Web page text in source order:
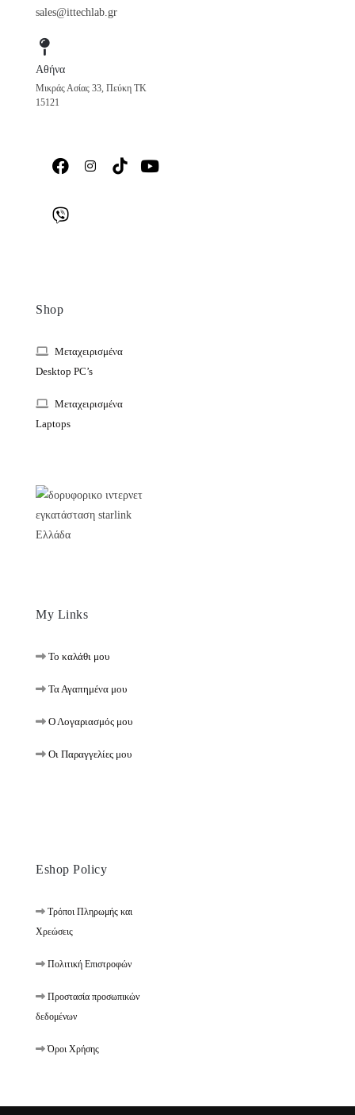
sales@ittechlab.gr
Αθήνα
Μικράς Ασίας 33, Πεύκη ΤΚ
15121
Shop
Μεταχειρισμένα
Desktop PC’s
Μεταχειρισμένα
Laptops
My Links
Το καλάθι μου
Τα Αγαπημένα μου
Ο Λογαριασμός μου
Οι Παραγγελίες μου
Eshop Policy
Τρόποι Πληρωμής και
Χρεώσεις
Πολιτική Επιστροφών
Προστασία προσωπικών
δεδομένων
Όροι Χρήσης